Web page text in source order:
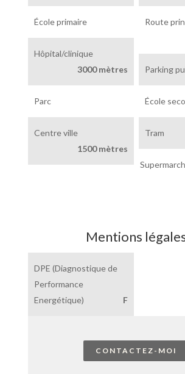
École primaire
Route
Hôpital/clinique
3000 mètres
Parking
Parc École
Centre ville
1500 mètres
Tram
Mentions
DPE (Diagnostique de
Performance
Energétique)
F
CONTACTEZ-MOI